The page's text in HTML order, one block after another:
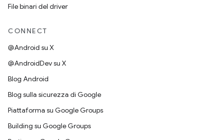
File binari del driver
CONNECT
@Android su X
@AndroidDev su X
Blog Android
Blog sulla sicurezza di Google
Piattaforma su Google Groups
Building su Google Groups